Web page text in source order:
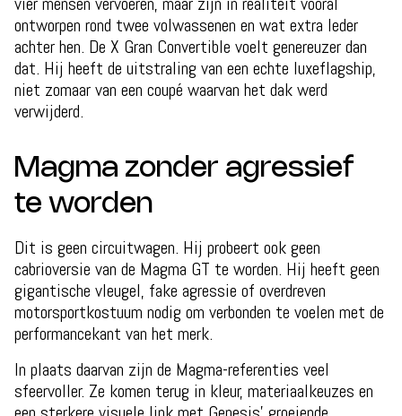
ontworpen rond twee volwassenen en wat extra leder
achter hen. De X Gran Convertible voelt genereuzer dan
dat. Hij heeft de uitstraling van een echte luxeflagship,
niet zomaar van een coupé waarvan het dak werd
verwijderd.
Magma zonder agressief
te worden
Dit is geen circuitwagen. Hij probeert ook geen
cabrioversie van de Magma GT te worden. Hij heeft geen
gigantische vleugel, fake agressie of overdreven
motorsportkostuum nodig om verbonden te voelen met de
performancekant van het merk.
In plaats daarvan zijn de Magma-referenties veel
sfeervoller. Ze komen terug in kleur, materiaalkeuzes en